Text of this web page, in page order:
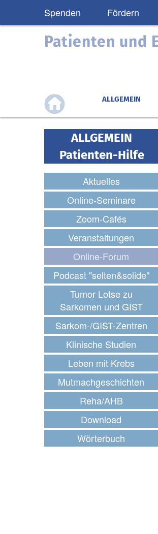
Spenden Fördern
Patienten und
ALLGEMEIN
ALLGEMEIN
Patienten-Hilfe
Aktuelles
Online-Seminare
Zoom-Cafés
Veranstaltungen
Online-Forum
Podcast "selten&solide"
Tumor Lotse zu
Sarkomen und GIST
Sarkom-/GIST-Zentren
Klinische Studien
Leben mit Krebs
Mutmachgeschichten
Reha/AHB
Download
Wörterbuch